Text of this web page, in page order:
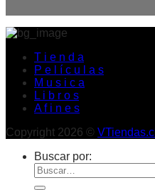
T i e n d a
P e l í c u l a s
M u s i c a
L i b r o s
A f i n e s
Copyright 2026 © VTiendas.cl
Buscar por: